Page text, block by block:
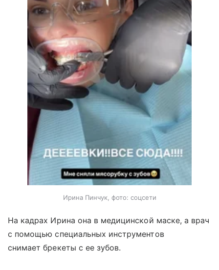
Ирина Пинчук, фото: соцсети
На кадрах Ирина она в медицинской маске, а врач
с помощью специальных инструментов
снимает брекеты с ее зубов.